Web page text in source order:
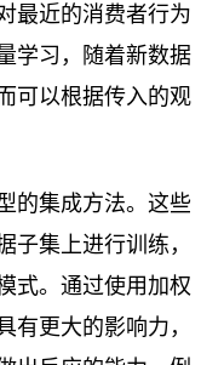
最近的消费者行为
学习，随着新数据
可以根据传入的观
的集成方法。这些
子集上进行训练，
式。通过使用加权
有更大的影响力，